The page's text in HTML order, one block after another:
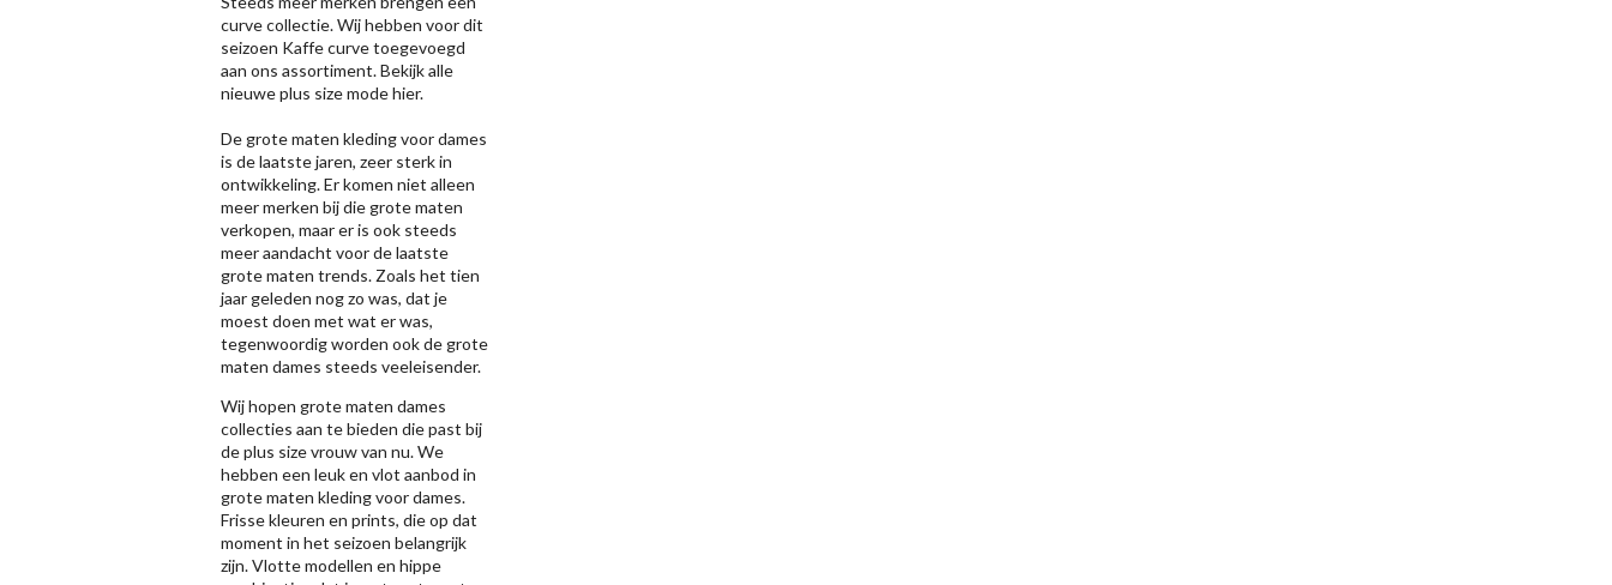
curve collectie. Wij hebben voor dit
seizoen Kaffecurve toegevoegd
aan ons assortiment. Bekijk alle
nieuweplus size modehier.
De grote maten kleding voor dames
is de laatste jaren, zeer sterk in
ontwikkeling. Er komen niet alleen
meer merken bij die grote maten
verkopen, maar er is ook steeds
meer aandacht voor de laatste
grote maten trends. Zoals het tien
jaar geleden nog zo was, dat je
moest doen met wat er was,
tegenwoordig worden ook de grote
maten dames steeds veeleisender.
Wij hopen grote maten dames
collecties aan te bieden die past bij
de plus size vrouw van nu. We
hebben een leuk en vlot aanbod in
grote maten kleding voor dames.
Frisse kleuren en prints, die op dat
moment in het seizoen belangrijk
zijn. Vlotte modellen en hippe